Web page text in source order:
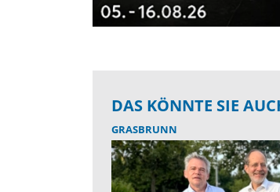
DAS KÖNNTE SIE
GRASBRUNN